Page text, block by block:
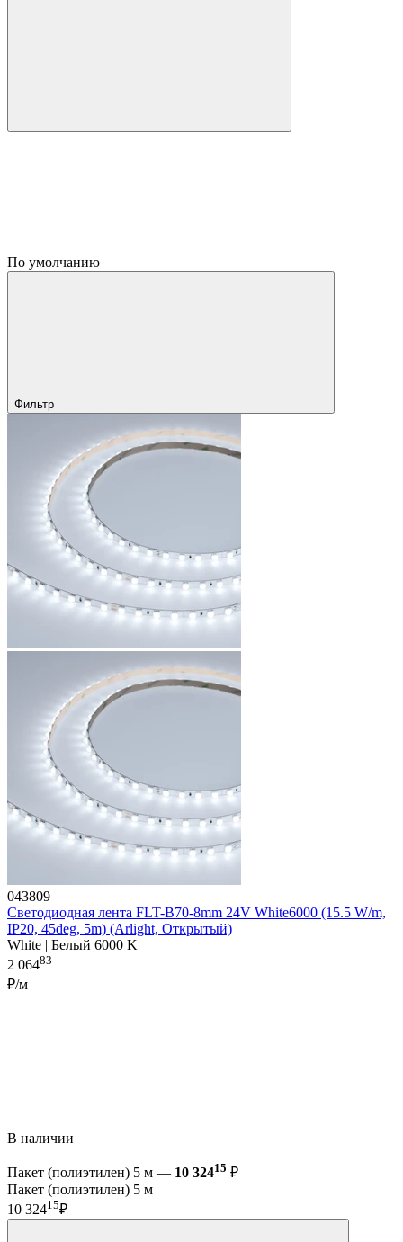
По умолчанию
Фильтр
043809
Светодиодная лента FLT-B70-8mm 24V White6000 (15.5 W/m,
IP20, 45deg, 5m) (Arlight, Открытый)
White | Белый 6000 K
2 06483
₽/м
В наличии
Пакет (полиэтилен) 5 м — 10 32415 ₽
Пакет (полиэтилен) 5 м
10 32415₽